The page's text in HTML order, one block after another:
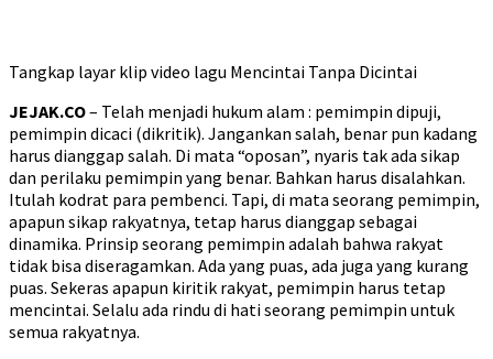
Tangkap layar klip video lagu Mencintai Tanpa Dicintai
JEJAK.CO– Telah menjadi hukum alam : pemimpin dipuji,
pemimpin dicaci (dikritik). Jangankan salah, benar pun kadang
harus dianggap salah. Di mata “oposan”, nyaris tak ada sikap
dan perilaku pemimpin yang benar. Bahkan harus disalahkan.
Itulah kodrat para pembenci. Tapi, di mata seorang pemimpin,
apapun sikap rakyatnya, tetap harus dianggap sebagai
dinamika. Prinsip seorang pemimpin adalah bahwa rakyat
tidak bisa diseragamkan. Ada yang puas, ada juga yang kurang
puas. Sekeras apapun kiritik rakyat, pemimpin harus tetap
mencintai. Selalu ada rindu di hati seorang pemimpin untuk
semua rakyatnya.